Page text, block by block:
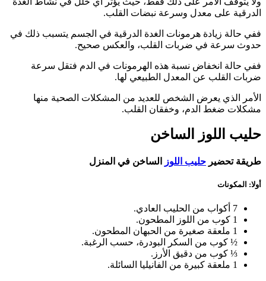
الدرقية على معدل وسرعة نبضات القلب.
ففي حالة زيادة هرمونات الغدة الدرقية في الجسم يتسبب ذلك في
حدوث سرعة في ضربات القلب، والعكس صحيح.
ففي حالة انخفاض نسبة هذه الهرمونات في الدم فتقل سرعة
ضربات القلب عن المعدل الطبيعي لها.
الأمر الذي يعرض الشخص للعديد من المشكلات الصحية منها
مشكلات ضغط الدم، وخفقان القلب.
حليب اللوز الساخن
طريقة تحضير حليب اللوز الساخن في المنزل
أولا: المكونات
7 أكواب من الحليب العادي.
1 كوب من اللوز المطحون.
1 ملعقة صغيرة من الحبهان المطحون.
½ كوب من السكر البودرة، حسب الرغبة.
⅓ كوب من دقيق الأرز.
1 ملعقة كبيرة من الفانيليا السائلة.